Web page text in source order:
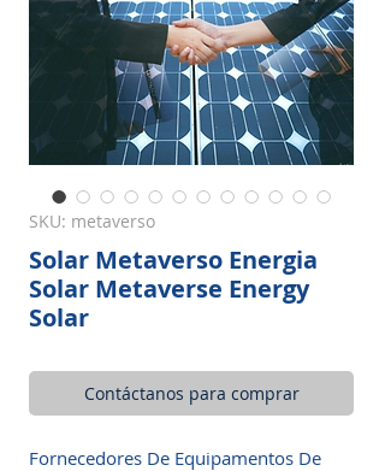
SKU: metaverso
Solar Metaverso Energia
Solar Metaverse Energy
Solar
Contáctanos para comprar
Fornecedores De Equipamentos De